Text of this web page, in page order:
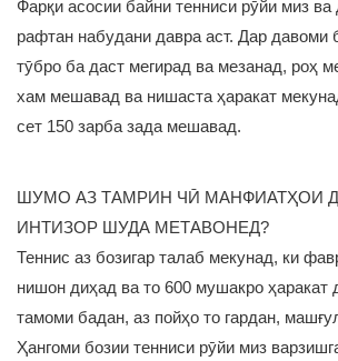
Фарқи асосии байни тенниси рӯйи миз ва
рафтан набудани давра аст. Дар давоми
тӯбро ба даст мегирад ва мезанад, роҳ
хам мешавад ва нишаста ҳаракат
сет 150 зарба зада мешавад.
ШУМО АЗ ТАМРИН ЧӢ МАНФИАТҲОИ
ИНТИЗОР ШУДА МЕТАВОНЕД?
Теннис аз бозигар талаб мекунад, ки
нишон диҳад ва то 600 мушакро ҳаракат
тамоми бадан, аз пойҳо то гардан,
Ҳангоми бозии тенниси рӯйи миз